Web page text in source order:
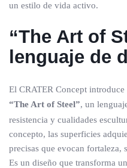
un estilo de vida activo.
“The Art of
lenguaje de
El CRATER Concept
“The Art of Steel”, un
resistencia y cualidades
concepto, las superficies
precisas que evocan fortaleza,
Es un diseño que transforma